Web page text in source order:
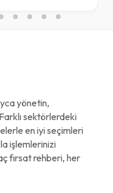
yönetin,
sektörlerdeki
en iyi seçimleri
işlemlerinizi
fırsat rehberi, her